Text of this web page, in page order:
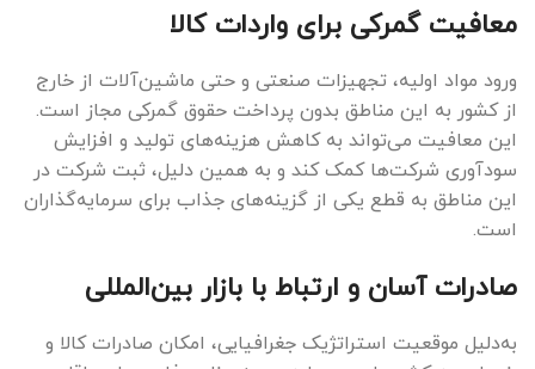
معافیت گمرکی برای واردات کالا
ورود مواد اولیه، تجهیزات صنعتی و حتی ماشین‌آلات از خارج
از کشور به این مناطق بدون پرداخت حقوق گمرکی مجاز است.
این معافیت می‌تواند به کاهش هزینه‌های تولید و افزایش
سودآوری شرکت‌ها کمک کند و به همین دلیل، ثبت شرکت در
این مناطق به قطع یکی از گزینه‌های جذاب برای سرمایه‌گذاران
است.
صادرات آسان و ارتباط با بازار بین‌المللی
به‌دلیل موقعیت استراتژیک جغرافیایی، امکان صادرات کالا و